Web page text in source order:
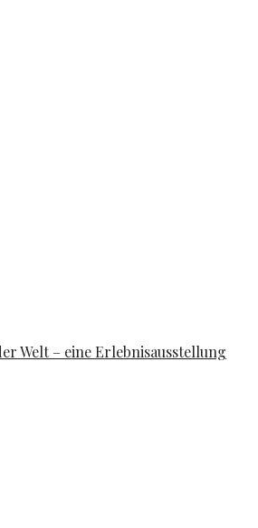
Welt – eine Erlebnisausstellung